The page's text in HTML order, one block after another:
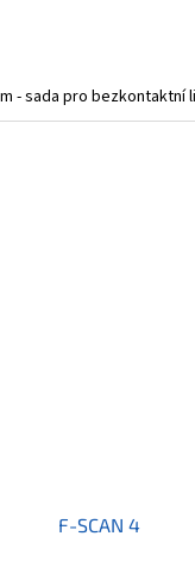
- sada pro bezkontaktní
F-SCAN 4